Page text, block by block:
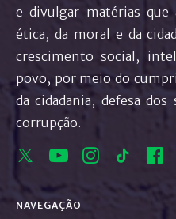
e divulgar matérias que
ética, da moral e da
crescimento social,
povo, por meio do
da cidadania, defesa
corrupção.
NAVEGAÇÃO